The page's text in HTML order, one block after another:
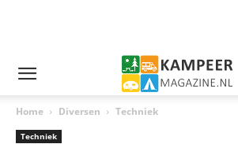
Home Diversen Techniek
Techniek